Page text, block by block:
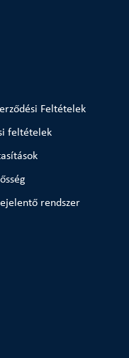
Feltételek
feltételek
rendszer